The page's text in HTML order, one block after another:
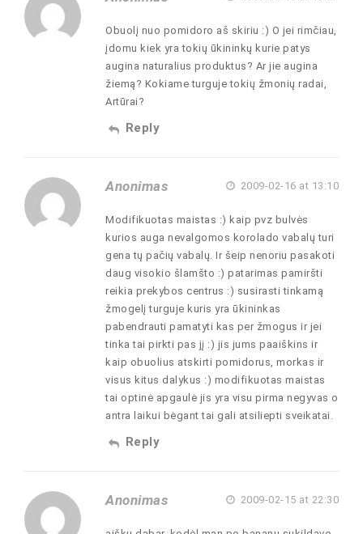
Obuolį nuo pomidoro aš skiriu :) O jei rimčiau,
įdomu kiek yra tokių ūkininkų kurie patys
augina naturalius produktus? Ar jie augina
žiemą? Kokiame turguje tokių žmonių radai,
Artūrai?
Reply
Anonimas 2009-02-16 at 13:10
Modifikuotas maistas :) kaip pvz bulvės
kurios auga nevalgomos korolado vabalų turi
gena tų pačių vabalų. Ir šeip nenoriu pasakoti
daug visokio šlamšto :) patarimas pamiršti
reikia prekybos centrus :) susirasti tinkamą
žmogelį turguje kuris yra ūkininkas
pabendrauti pamatyti kas per žmogus ir jei
tinka tai pirkti pas jį :) jis jums paaiškins ir
kaip obuolius atskirti pomidorus, morkas ir
visus kitus dalykus :) modifikuotas maistas
tai optinė apgaulė jis yra visu pirma negyvas o
antra laikui bėgant tai gali atsiliepti sveikatai.
Reply
Anonimas 2009-02-15 at 22:30